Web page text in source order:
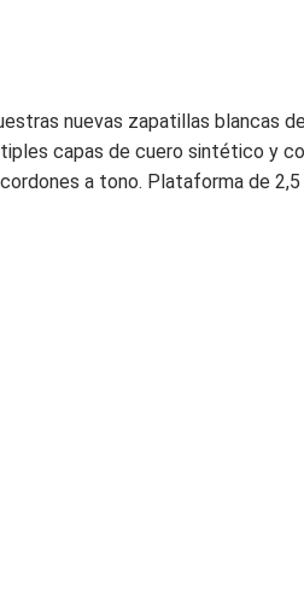
nuevas zapatillas blancas
capas de cuero sintético y
a tono. Plataforma de